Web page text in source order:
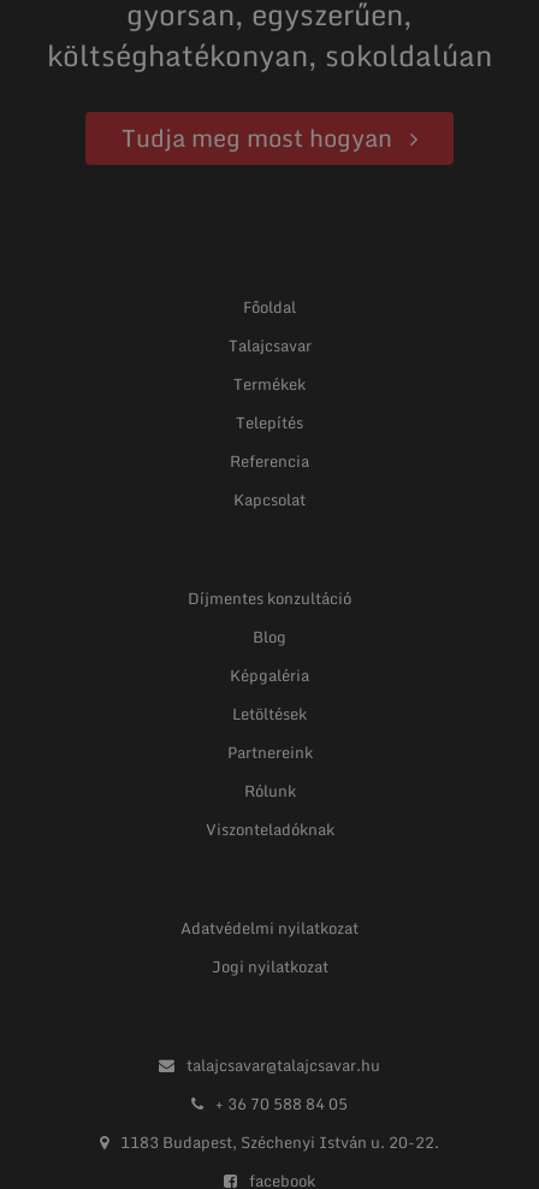
gyorsan, egyszerűen,
költséghatékonyan, sokoldalúan
Tudja meg most hogyan
Főoldal
Talajcsavar
Termékek
Telepítés
Referencia
Kapcsolat
Díjmentes konzultáció
Blog
Képgaléria
Letöltések
Partnereink
Rólunk
Viszonteladóknak
Adatvédelmi nyilatkozat
Jogi nyilatkozat
talajcsavar@talajcsavar.hu
+ 36 70 588 84 05
1183 Budapest, Széchenyi István u. 20-22.
facebook